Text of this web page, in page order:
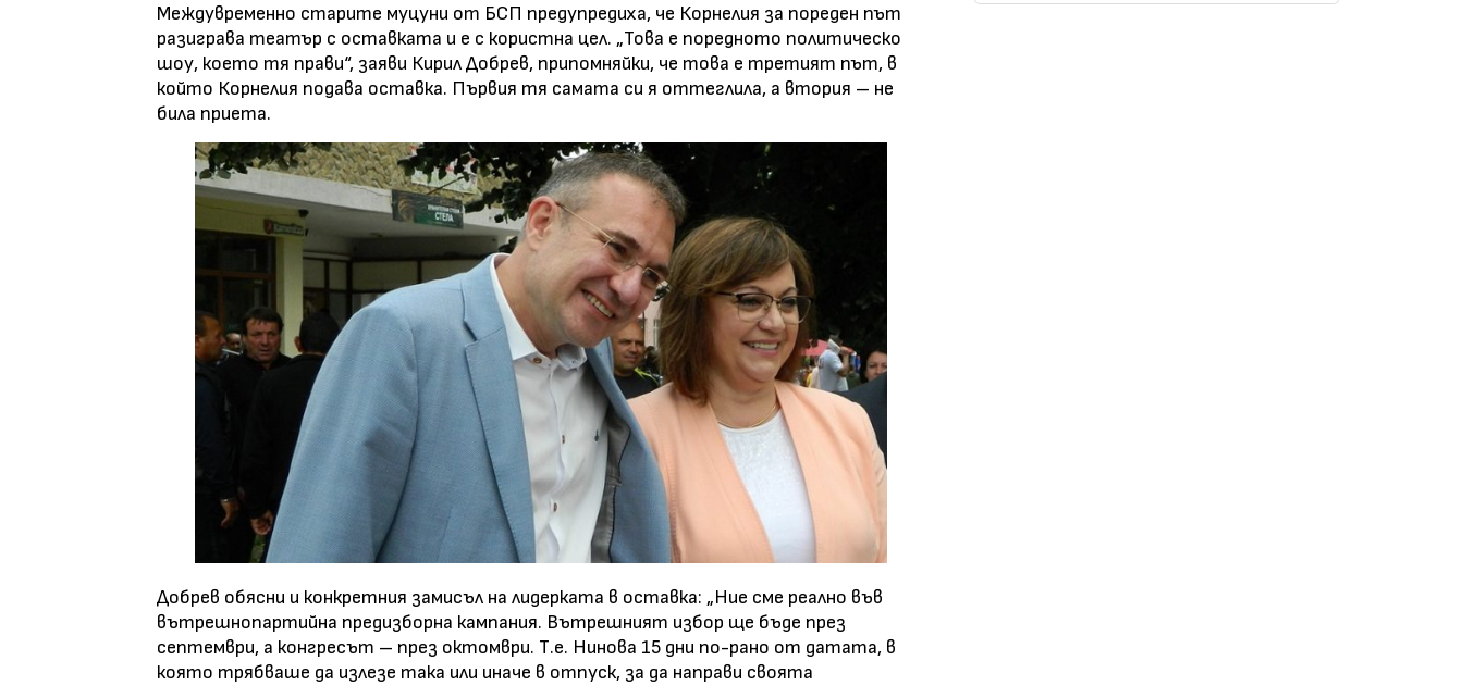
Междувременно старите муцуни от БСП предупредиха, че Корнелия за пореден път
разиграва театър с оставката и е с користна цел. „Това е поредното политическо
шоу, което тя прави“, заяви Кирил Добрев, припомняйки, че това е третият път, в
който Корнелия подава оставка. Първия тя самата си я оттеглила, а втория – не
била приета.
Добрев обясни и конкретния замисъл на лидерката в оставка: „Ние сме реално във
вътрешнопартийна предизборна кампания. Вътрешният избор ще бъде през
септември, а конгресът – през октомври. Т.е. Нинова 15 дни по-рано от датата, в
която трябваше да излезе така или иначе в отпуск, за да направи своята